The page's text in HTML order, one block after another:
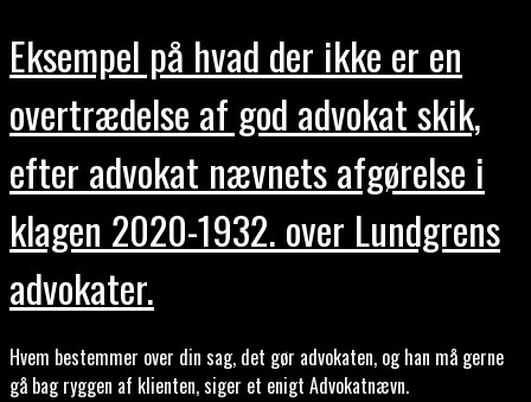
Eksempel på hvad der ikke er en
overtrædelse af god advokat skik,
efter advokat nævnets afgørelse i
klagen 2020-1932. over Lundgrens
advokater.
Hvem bestemmer over din sag, det gør advokaten, og han må gerne
gå bag ryggen af klienten, siger et enigt Advokatnævn.